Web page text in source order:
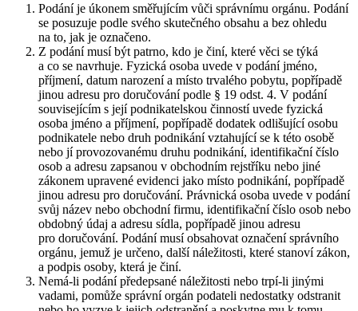
Podání je úkonem směřujícím vůči správnímu orgánu. Podání
se posuzuje podle svého skutečného obsahu a bez ohledu
na to, jak je označeno.
Z podání musí být patrno, kdo je činí, které věci se týká
a co se navrhuje. Fyzická osoba uvede v podání jméno,
příjmení, datum narození a místo trvalého pobytu, popřípadě
jinou adresu pro doručování podle § 19 odst. 4. V podání
souvisejícím s její podnikatelskou činností uvede fyzická
osoba jméno a příjmení, popřípadě dodatek odlišující osobu
podnikatele nebo druh podnikání vztahující se k této osobě
nebo jí provozovanému druhu podnikání, identifikační číslo
osob a adresu zapsanou v obchodním rejstříku nebo jiné
zákonem upravené evidenci jako místo podnikání, popřípadě
jinou adresu pro doručování. Právnická osoba uvede v podání
svůj název nebo obchodní firmu, identifikační číslo osob nebo
obdobný údaj a adresu sídla, popřípadě jinou adresu
pro doručování. Podání musí obsahovat označení správního
orgánu, jemuž je určeno, další náležitosti, které stanoví zákon,
a podpis osoby, která je činí.
Nemá-li podání předepsané náležitosti nebo trpí-li jinými
vadami, pomůže správní orgán podateli nedostatky odstranit